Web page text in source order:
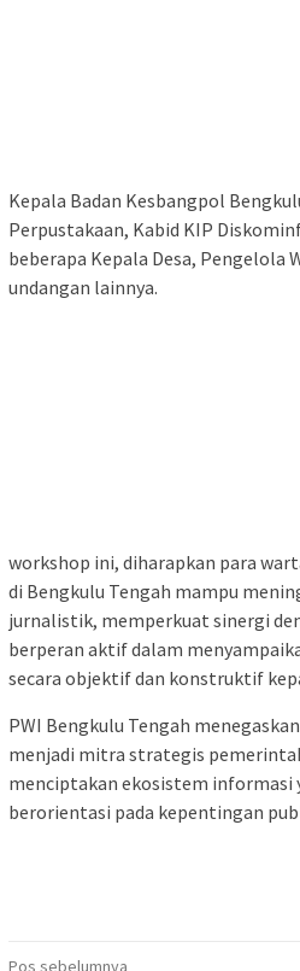
Kepala Badan Kesbangpol
Perpustakaan, Kabid KIP
beberapa Kepala Desa, Pengelola
undangan lainnya.
workshop ini, diharapkan para
di Bengkulu Tengah mampu
jurnalistik, memperkuat sinergi
berperan aktif dalam
secara objektif dan konstruktif
PWI Bengkulu Tengah
menjadi mitra strategis
menciptakan ekosistem informasi
berorientasi pada kepentingan
Pos sebelumnya